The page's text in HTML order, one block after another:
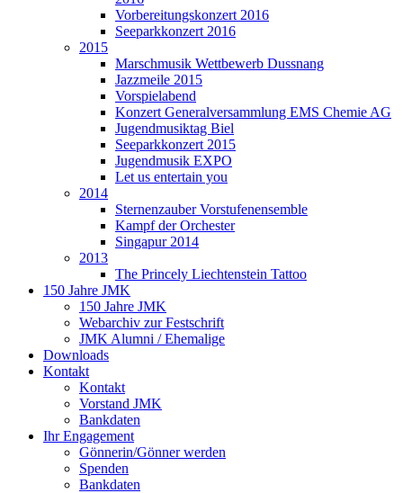
Vorbereitungskonzert 2016
Seeparkkonzert 2016
2015
Marschmusik Wettbewerb Dussnang
Jazzmeile 2015
Vorspielabend
Konzert Generalversammlung EMS Chemie AG
Jugendmusiktag Biel
Seeparkkonzert 2015
Jugendmusik EXPO
Let us entertain you
2014
Sternenzauber Vorstufenensemble
Kampf der Orchester
Singapur 2014
2013
The Princely Liechtenstein Tattoo
150 Jahre JMK
150 Jahre JMK
Webarchiv zur Festschrift
JMK Alumni / Ehemalige
Downloads
Kontakt
Kontakt
Vorstand JMK
Bankdaten
Ihr Engagement
Gönnerin/Gönner werden
Spenden
Bankdaten